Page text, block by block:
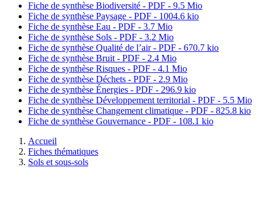
Fiche de synthèse Biodiversité - PDF - 9.5 Mio
Fiche de synthèse Paysage - PDF - 1004.6 kio
Fiche de synthèse Eau - PDF - 3.7 Mio
Fiche de synthèse Sols - PDF - 3.2 Mio
Fiche de synthèse Qualité de l’air - PDF - 670.7 kio
Fiche de synthèse Bruit - PDF - 2.4 Mio
Fiche de synthèse Risques - PDF - 4.1 Mio
Fiche de synthèse Déchets - PDF - 2.9 Mio
Fiche de synthèse Énergies - PDF - 296.9 kio
Fiche de synthèse Développement territorial - PDF - 5.5 Mio
Fiche de synthèse Changement climatique - PDF - 825.8 kio
Fiche de synthèse Gouvernance - PDF - 108.1 kio
Accueil
Fiches thématiques
Sols et sous-sols